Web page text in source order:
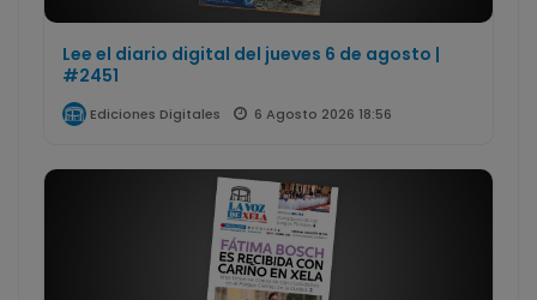
Lee el diario digital del jueves 6 de agosto |
#2451
Ediciones Digitales 6 Agosto 2026 18:56